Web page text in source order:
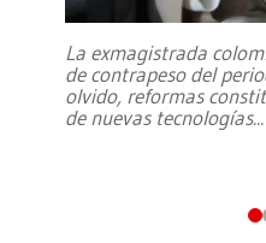
La exmagistrada
de contrapeso del
olvido, reformas
de nuevas tecnologías...